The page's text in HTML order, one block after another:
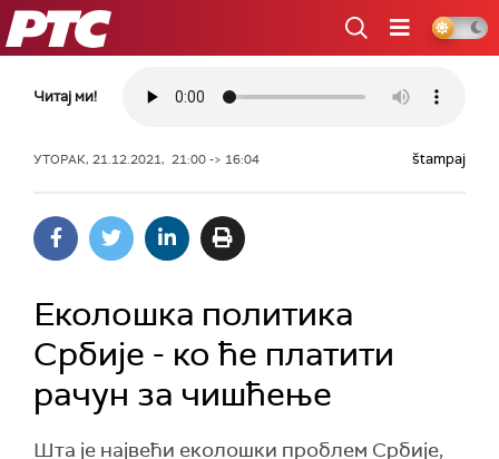
РТС
Читај ми!
УТОРАК, 21.12.2021, 21:00 -> 16:04 štampaj
Еколошка политика
Србије - ко ће платити
рачун за чишћење
Шта је највећи еколошки проблем Србије,